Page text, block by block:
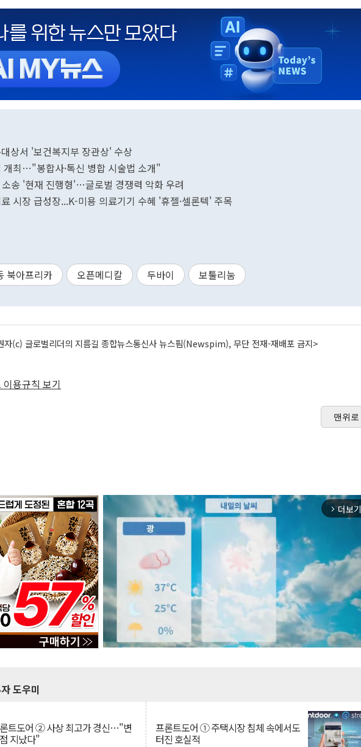
상서 '보건복지부 장관상' 수상
개최…"봉합사·톡신 병합 시술법 소개"
송 '현재 진행형'…글로벌 경쟁력 악화 우려
시장 급성장...K-미용 의료기기 수혜 '휴젤·셀론텍' 주목
북아프리카 오픈메디칼 두바이 보툴리눔
자(c) 글로벌리더의 지름길 종합뉴스통신사 뉴스핌(Newspim), 무단 전재-재배포 금지>
용규칙 보기
맨위로
arrow_forward_ios 더보기
도우미
트도어 ② 사상 최고가 경신…"변
지났다"
프론트도어 ① 주택시장 침체 속에서도
터진 호실적